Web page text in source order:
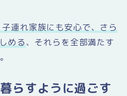
連れ家族にも安心で、さら
める、それらを全部満たす
暮らすように過ごす